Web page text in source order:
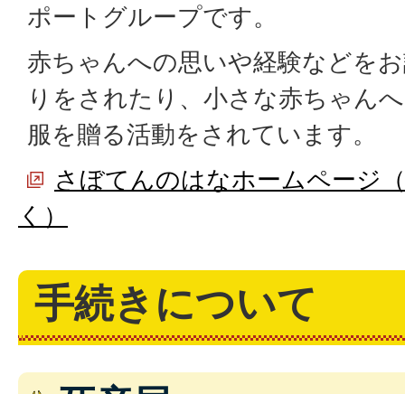
ポートグループです。
赤ちゃんへの思いや経験などを
りをされたり、小さな赤ちゃん
服を贈る活動をされています。
さぼてんのはなホームページ
く）
手続きについて